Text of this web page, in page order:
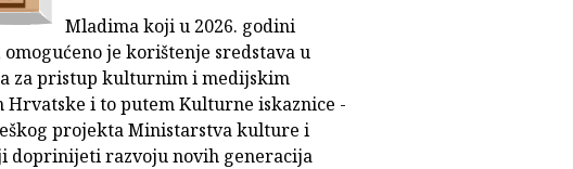
Mladima koji u 2026. godini
je korištenje sredstava u
za pristup kulturnim i medijskim
Hrvatske i to putem Kulturne iskaznice -
projekta Ministarstva kulture i
doprinijeti razvoju novih generacija